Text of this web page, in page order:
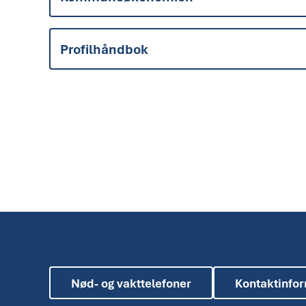
Profilhåndbok
Nød- og vakttelefoner